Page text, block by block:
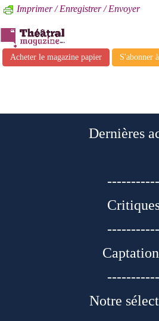
Imprimer / Enregistrer / Envoyer
Acheter le magazine papier S'abonner
Dernières
-----------
-----------
-----------
Notre